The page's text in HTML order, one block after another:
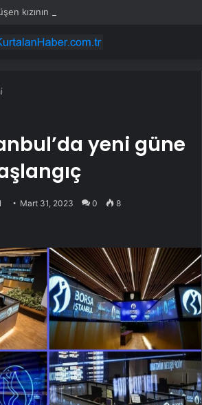
yeni güne
Mart 31, 2023 0 8